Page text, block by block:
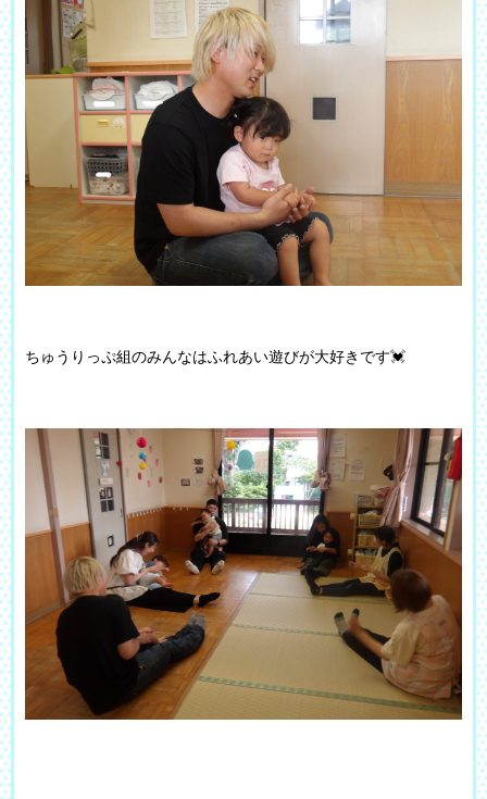
ちゅうりっぷ組のみんなはふれあい遊びが大好きです💓